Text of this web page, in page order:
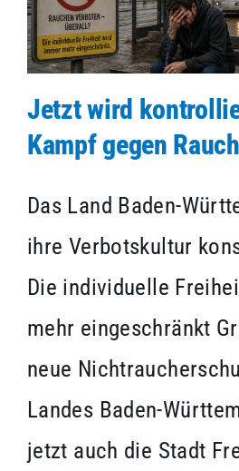
Jetzt wird
Kampf gegen
Das Land Baden-
ihre Verbotskultur
Die individuelle
mehr eingeschränkt
neue
Landes Baden-
jetzt auch die Stadt